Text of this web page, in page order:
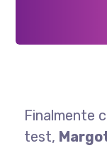
Finalmente
test,